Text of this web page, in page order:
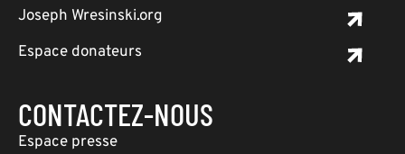
Joseph Wresinski.org
Espace donateurs
CONTACTEZ-NOUS
Espace presse